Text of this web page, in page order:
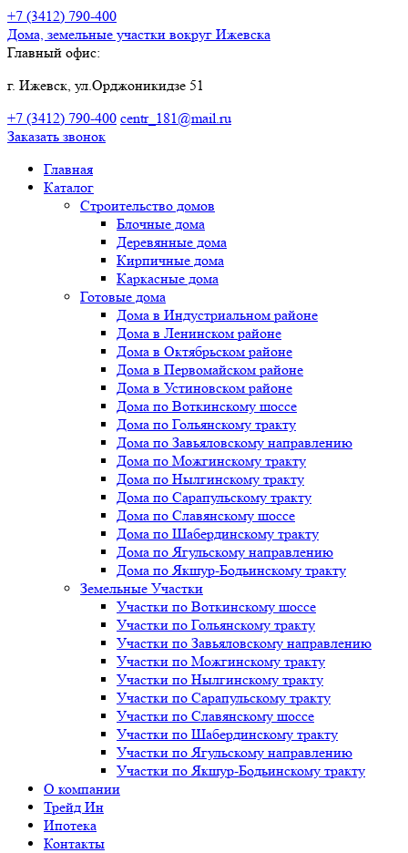
+7 (3412) 790-400
Дома, земельные участки вокруг Ижевска
Главный офис:
г. Ижевск, ул.Орджоникидзе 51
+7 (3412) 790-400 centr_181@mail.ru
Заказать звонок
Главная
Каталог
Строительство домов
Блочные дома
Деревянные дома
Кирпичные дома
Каркасные дома
Готовые дома
Дома в Индустриальном районе
Дома в Ленинском районе
Дома в Октябрьском районе
Дома в Первомайском районе
Дома в Устиновском районе
Дома по Воткинскому шоссе
Дома по Гольянскому тракту
Дома по Завьяловскому направлению
Дома по Можгинскому тракту
Дома по Нылгинскому тракту
Дома по Сарапульскому тракту
Дома по Славянскому шоссе
Дома по Шабердинскому тракту
Дома по Ягульскому направлению
Дома по Якшур-Бодьинскому тракту
Земельные Участки
Участки по Воткинскому шоссе
Участки по Гольянскому тракту
Участки по Завьяловскому направлению
Участки по Можгинскому тракту
Участки по Нылгинскому тракту
Участки по Сарапульскому тракту
Участки по Славянскому шоссе
Участки по Шабердинскому тракту
Участки по Ягульскому направлению
Участки по Якшур-Бодьинскому тракту
О компании
Трейд Ин
Ипотека
Контакты